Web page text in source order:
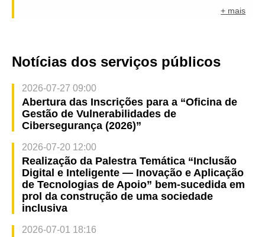
+ mais
Notícias dos serviços públicos
2026-07-27 09:00
Abertura das Inscrições para a “Oficina de
Gestão de Vulnerabilidades de
Cibersegurança (2026)”
2026-07-20 12:00
Realização da Palestra Temática “Inclusão
Digital e Inteligente — Inovação e Aplicação
de Tecnologias de Apoio” bem-sucedida em
prol da construção de uma sociedade
inclusiva
2026-07-01 18:16